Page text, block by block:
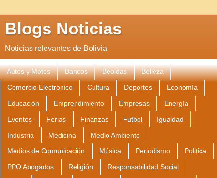
Blogs Noticias
Noticias relevantes de Bolivia
Autos y Motos Bancos Bebidas Belleza
Comercio Electronico Cultura Deportes Economía
Educación Emprendimiento Empresas Energía
Eventos Ferias Finanzas Futbol Igualdad
Industria Medicina Medio Ambiente
Medios de Comunicación Música Periodismo Politica
PPO Abogados Religión Responsabilidad Social